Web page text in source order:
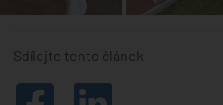
Sdílejte tento článek